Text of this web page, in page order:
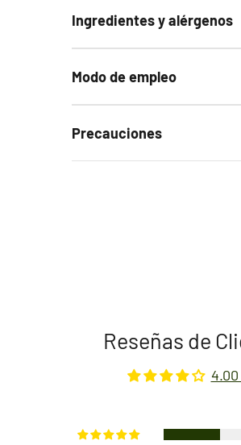
Ingredientes y alérgenos
Modo de empleo
Precauciones
Reseñas de